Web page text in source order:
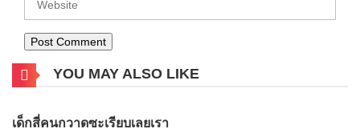
YOU MAY ALSO LIKE
เด็กสี่คนกวาดซะเรียบเลยเรา